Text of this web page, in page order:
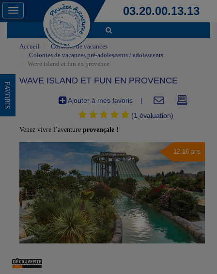
03.20.00.13.13
Toggle
navigation
FAVORIS
Accueil
Colonies de vacances
Colonies de vacances pré-adolescents / adolescents
Wave island et fun en provence
WAVE ISLAND ET FUN EN PROVENCE
Ajouter à mes favoris |
(1 évaluation)
Venez vivre l’aventure provençale !
12-16 ans